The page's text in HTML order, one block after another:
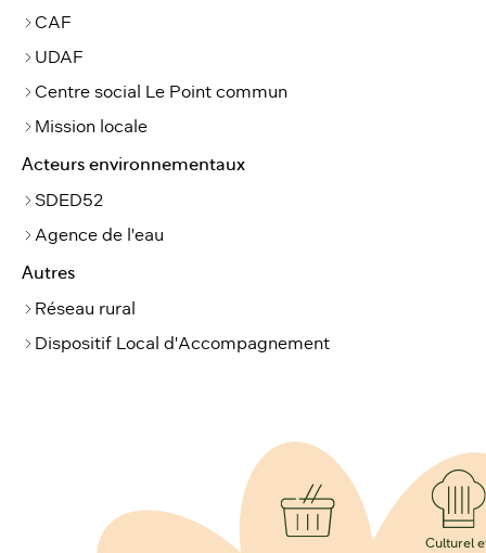
CAF
UDAF
Centre social Le Point commun
Mission locale
Acteurs environnementaux
SDED52
Agence de l'eau
Autres
Réseau rural
Dispositif Local d'Accompagnement
Culturel